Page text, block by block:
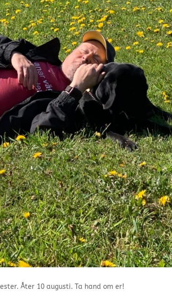
Åter 10 augusti. Ta hand om er!